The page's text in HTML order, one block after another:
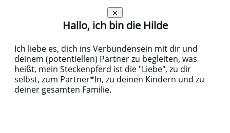
Hallo, ich bin die Hilde
Ich liebe es, dich ins Verbundensein mit dir und
deinem (potentiellen) Partner zu begleiten, was
heißt, mein Steckenpferd ist die "Liebe", zu dir
selbst, zum Partner*In, zu deinen Kindern und zu
deiner gesamten Familie.